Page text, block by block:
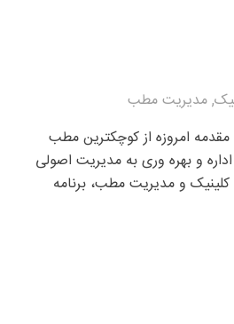
,مدیریت مطب
شروع ثبت نام ۲۷مین دوره مدیریت کلینیک اسفند ماه ۱۴۰۳ مقدمه امروزه از کوچکترین مطب
و بهره وری به مدیریت اصولی
و مدیریت مطب، برنامه